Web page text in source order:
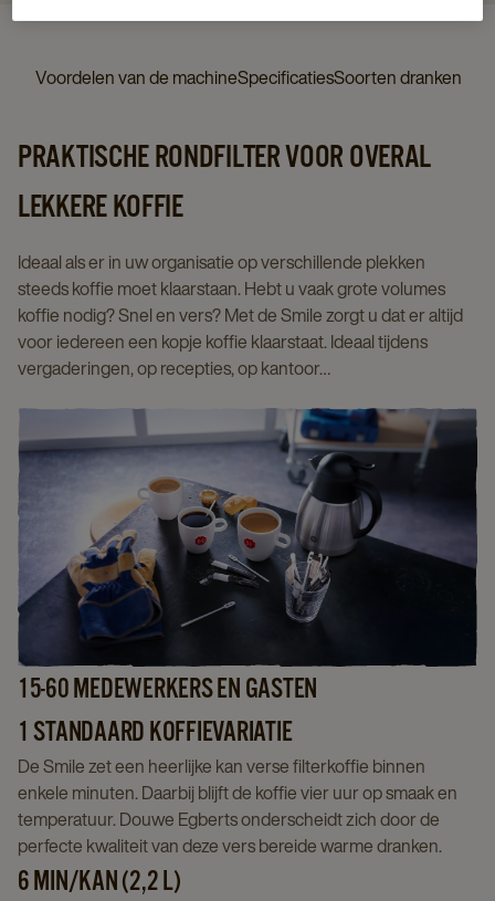
Voordelen van de machineSpecificatiesSoorten dranken
PRAKTISCHE RONDFILTER VOOR OVERAL
LEKKERE KOFFIE
Ideaal als er in uw organisatie op verschillende plekken
steeds koffie moet klaarstaan. Hebt u vaak grote volumes
koffie nodig? Snel en vers? Met de Smile zorgt u dat er altijd
voor iedereen een kopje koffie klaarstaat. Ideaal tijdens
vergaderingen, op recepties, op kantoor…
15-60 MEDEWERKERS EN GASTEN
1 STANDAARD KOFFIEVARIATIE
De Smile zet een heerlijke kan verse filterkoffie binnen
enkele minuten. Daarbij blijft de koffie vier uur op smaak en
temperatuur. Douwe Egberts onderscheidt zich door de
perfecte kwaliteit van deze vers bereide warme dranken.
6 MIN/KAN (2,2 L)